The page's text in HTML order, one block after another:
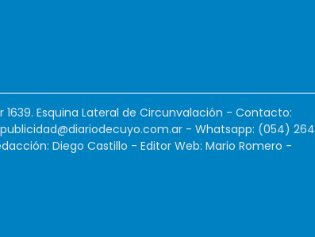
1639. Esquina Lateral de Circunvalación - Contacto:
publicidad@diariodecuyo.com.ar - Whatsapp: (054) 264
Diego Castillo - Editor Web: Mario Romero -